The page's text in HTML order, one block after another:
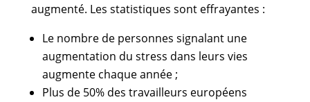
augmenté. Les statistiques sont effrayantes :
Le nombre de personnes signalant une
augmentation du stress dans leurs vies
augmente chaque année ;
Plus de 50% des travailleurs européens